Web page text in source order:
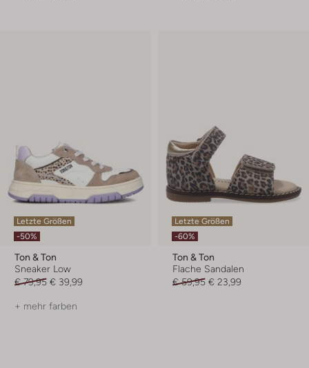
Letzte Größen
-50%
Ton & Ton
Sneaker Low
€ 79,95 € 39,99
+ mehr farben
Letzte Größen
-60%
Ton & Ton
Flache Sandalen
€ 59,95 € 23,99